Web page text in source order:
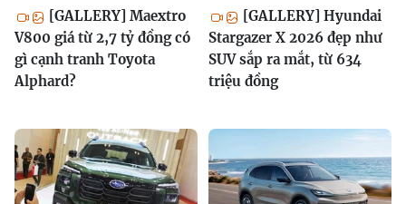
[GALLERY] Maextro
V800 giá từ 2,7 tỷ đồng có
gì cạnh tranh Toyota
Alphard?
[GALLERY] Hyundai
Stargazer X 2026 đẹp như
SUV sắp ra mắt, từ 634
triệu đồng